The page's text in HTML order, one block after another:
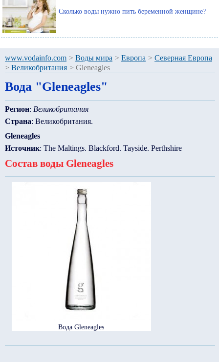
Сколько воды нужно пить беременной женщине?
www.vodainfo.com > Воды мира > Европа > Северная Европа
> Великобритания > Gleneagles
Вода "Gleneagles"
Регион: Великобритания
Страна: Великобритания.
Gleneagles
Источник: The Maltings. Blackford. Tayside. Perthshire
Состав воды Gleneagles
Вода Gleneagles